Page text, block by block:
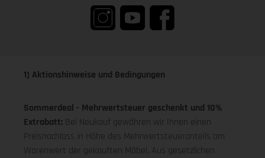
1) Aktionshinweise und Bedingungen
Sommerdeal - Mehrwertsteuer geschenkt und 10%
Extrabatt: Bei Neukauf gewähren wir Ihnen einen
Preisnachlass in Höhe des Mehrwertsteueranteils am
Warenwert der gekauften Möbel. Aus gesetzlichen